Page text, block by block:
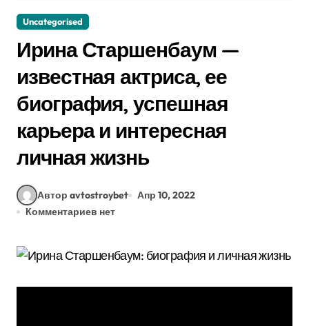
Uncategorised
Ирина Старшенбаум —
известная актриса, ее
биография, успешная
карьера и интересная
личная жизнь
Автор avtostroybet
Апр 10, 2022
Комментариев нет